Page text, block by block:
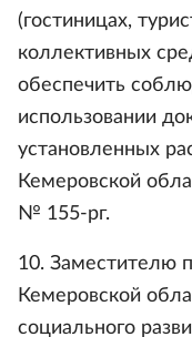
(гостиницах,
коллективных
обеспечить
использовании
установленных
Кемеровской
№ 155-рг.
10. Заместителю
Кемеровской
социального